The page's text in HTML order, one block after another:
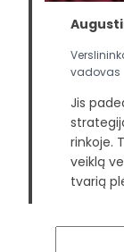
vadovas
Jis
rinkoje.
veiklą
tvarią